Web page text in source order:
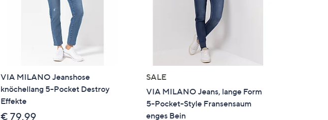
VIA MILANO Jeanshose
knöchellang 5-Pocket Destroy
Effekte
€ 79,99
SALE
VIA MILANO Jeans, lange Form
5-Pocket-Style Fransensaum
enges Bein